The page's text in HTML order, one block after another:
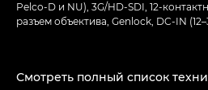
Pelco-D и NU), 3G/HD-SDI, 12-
разъем объектива, Genlock, DC-IN
Смотреть полный список